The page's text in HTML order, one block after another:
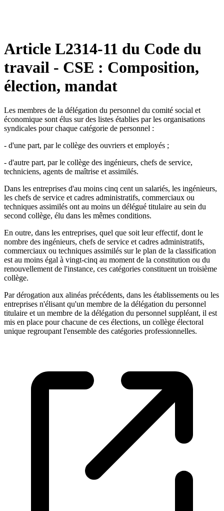
Article L2314-11 du Code du
travail - CSE : Composition,
élection, mandat
Les membres de la délégation du personnel du comité social et
économique sont élus sur des listes établies par les organisations
syndicales pour chaque catégorie de personnel :
- d'une part, par le collège des ouvriers et employés ;
- d'autre part, par le collège des ingénieurs, chefs de service,
techniciens, agents de maîtrise et assimilés.
Dans les entreprises d'au moins cinq cent un salariés, les ingénieurs,
les chefs de service et cadres administratifs, commerciaux ou
techniques assimilés ont au moins un délégué titulaire au sein du
second collège, élu dans les mêmes conditions.
En outre, dans les entreprises, quel que soit leur effectif, dont le
nombre des ingénieurs, chefs de service et cadres administratifs,
commerciaux ou techniques assimilés sur le plan de la classification
est au moins égal à vingt-cinq au moment de la constitution ou du
renouvellement de l'instance, ces catégories constituent un troisième
collège.
Par dérogation aux alinéas précédents, dans les établissements ou les
entreprises n'élisant qu'un membre de la délégation du personnel
titulaire et un membre de la délégation du personnel suppléant, il est
mis en place pour chacune de ces élections, un collège électoral
unique regroupant l'ensemble des catégories professionnelles.